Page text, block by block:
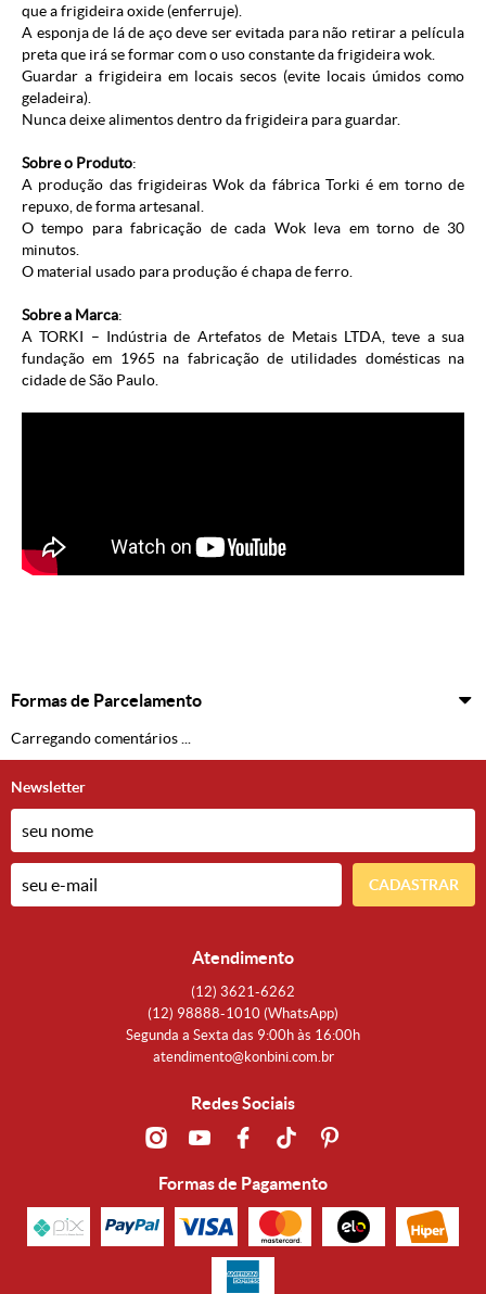
que a frigideira oxide (enferruje).
A esponja de lá de aço deve ser evitada para não retirar a película
preta que irá se formar com o uso constante da frigideira wok.
Guardar a frigideira em locais secos (evite locais úmidos como
geladeira).
Nunca deixe alimentos dentro da frigideira para guardar.
Sobre o Produto:
A produção das frigideiras Wok da fábrica Torki é em torno de
repuxo, de forma artesanal.
O tempo para fabricação de cada Wok leva em torno de 30
minutos.
O material usado para produção é chapa de ferro.
Sobre a Marca:
A TORKI – Indústria de Artefatos de Metais LTDA, teve a sua
fundação em 1965 na fabricação de utilidades domésticas na
cidade de São Paulo.
Formas de Parcelamento
Carregando comentários ...
Newsletter
CADASTRAR
Atendimento
(12) 3621-6262
(12) 98888-1010 (WhatsApp)
Segunda a Sexta das 9:00h às 16:00h
atendimento@konbini.com.br
Redes Sociais
Formas de Pagamento